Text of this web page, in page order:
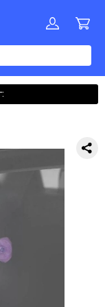
ДЗИМОКЛНПРСТУФ